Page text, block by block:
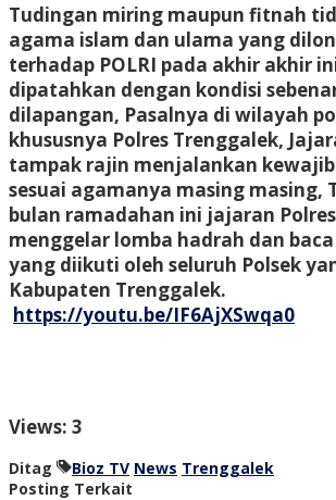
Tudingan miring maupun fitnah
agama islam dan ulama yang
terhadap POLRI pada akhir akhir
dipatahkan dengan kondisi
dilapangan, Pasalnya di wilayah
khususnya Polres Trenggalek,
tampak rajin menjalankan
sesuai agamanya masing masing,
bulan ramadahan ini jajaran
menggelar lomba hadrah dan
yang diikuti oleh seluruh Polsek
Kabupaten Trenggalek.
https://youtu.be/IF6AjXSwqa0
Views: 3
Ditag Bioz TV News Trenggalek
Posting Terkait